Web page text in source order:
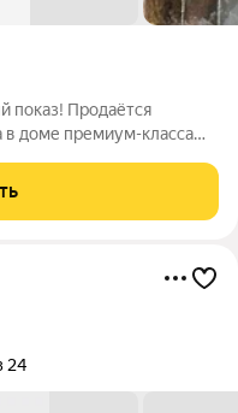
Продаётся
доме премиум-класса
окна и высокие
и
24